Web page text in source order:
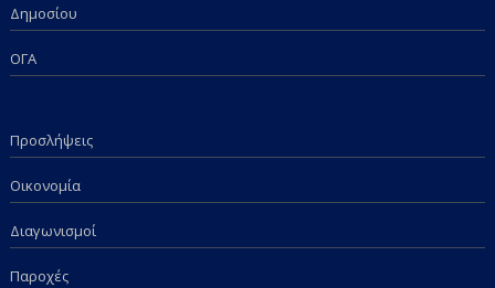
Δημοσίου
ΟΓΑ
Προσλήψεις
Οικονομία
Διαγωνισμοί
Παροχές